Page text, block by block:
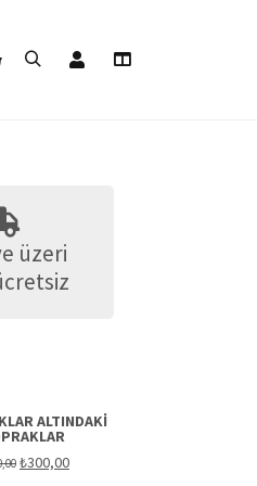
Hesabım
üzeri
ALTINDAKI
Orijinal
fiyat:
₺300,00Şu
andaki